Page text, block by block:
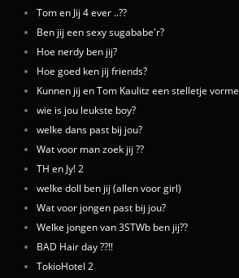
Tom en Jij 4 ever ..??
Ben jij een sexy sugababe'r?
Hoe nerdy ben jij?
Hoe goed ken jij friends?
Kunnen jij en Tom Kaulitz een stelletje
wie is jou leukste boy?
welke dans past bij jou?
Wat voor man zoek jij ??
TH en Jy! 2
welke doll ben jij (allen voor girl)
Wat voor jongen past bij jou?
Welke jongen van 3STWb ben jij??
BAD Hair day ??!!
TokioHotel 2